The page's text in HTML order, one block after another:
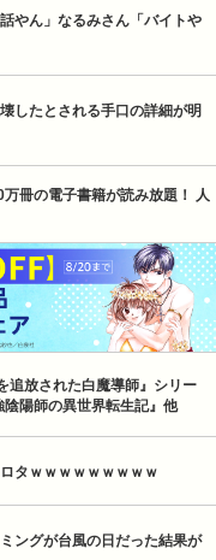
やん」なるみさん「バイトや
したとされる手口の詳細が明
冊の電子書籍が読み放題！ 人
追放された白魔導師』シリー
陽師の異世界転生記』他
タｗｗｗｗｗｗｗｗｗ
ングが台風の日だった結果が